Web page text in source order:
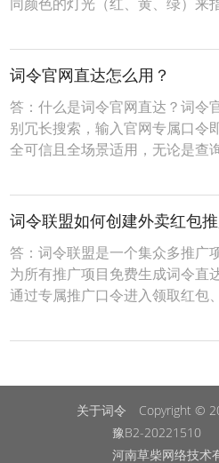
准备或继续行驶，以及行人何
的管理方式有助于减少交通事故
率。具体来说，交通信号灯的功
通过规定优先通行权，避免车辆
词令官网直达怎么用？
答：什么是词令官网直达？词令
别冗长搜索，输入官网专属口令
全可信且全场景适用，无论是查
触达省时省心；对站长/商家来
低成本构建品牌专属流量入口，
灵活关联活动页、促销页等动态
化推广策略，让每一份流量都转
词令联盟如何创建外卖红包
答：词令联盟是一个集众多推广
为所有推广项目免费生成词令直
通过专属推广口令进入领取红包
可享受优惠，推广者可获得成
成本无压力、多劳多得时间自由
关于词令 Copyright ©
豫B2-20221510
河南草柴网络技术